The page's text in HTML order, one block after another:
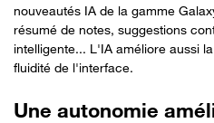
nouveautés IA de la gamme
résumé de notes, suggestions
intelligente... L'IA améliore aussi
fluidité de l'interface.
Une autonomie